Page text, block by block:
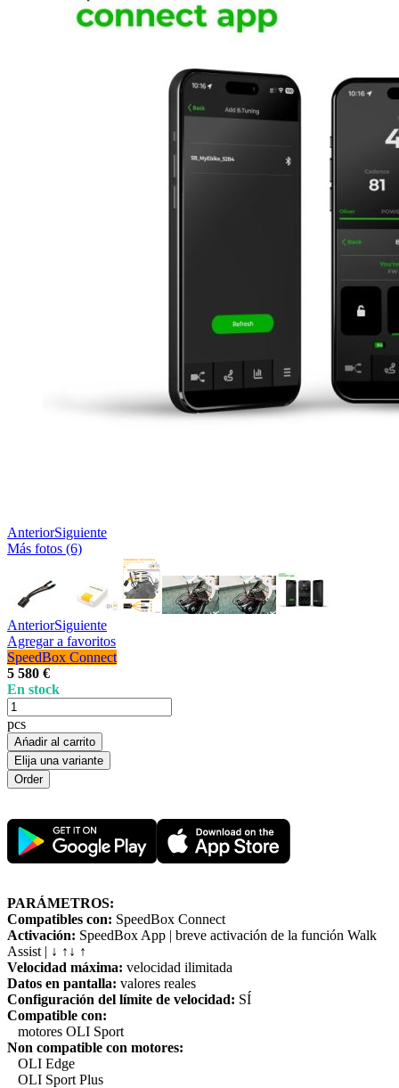
AnteriorSiguiente
Más fotos (6)
AnteriorSiguiente
Agregar a favoritos
SpeedBox Connect
5 580 €
En stock
pcs
Ańadir al carrito
Elija una variante
PARÁMETROS:
Compatibles con: SpeedBox Connect
Activación: SpeedBox App | breve activación de la función Walk
Assist | ↓ ↑↓ ↑
Velocidad máxima: velocidad ilimitada
Datos en pantalla: valores reales
Configuración del límite de velocidad: SÍ
Compatible con:
motores OLI Sport
Non compatible con motores:
OLI Edge
OLI Sport Plus